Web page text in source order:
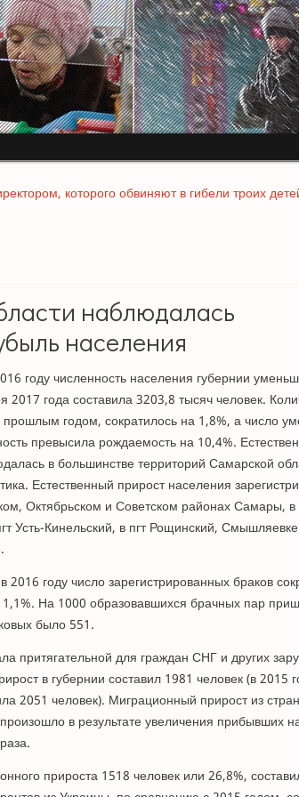
которого обвиняют в гибели троих
наблюдалась
населения
году численность населения губернии
2017 года составила 3203,8 тысяч человек.
годом, сократилось на 1,8%, а число
превысила рождаемость на 10,4%.
в большинстве территорий Самарской
Естественный прирост населения
Октябрьском и Советском районах Самары, в
Усть-Кинельский, в пгт Рощинский,
году число зарегистрированных браков
На 1000 образовавшихся брачных пар
было 551.
притягательной для граждан СНГ и других
в губернии составил 1981 человек (в 2015
2051 человек). Миграционный прирост из
в результате увеличения прибывших
прироста 1518 человек или 26,8%,